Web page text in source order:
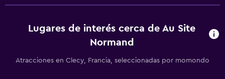
Lugares de interés cerca de Au Site
Normand
Atracciones en Clecy, Francia, seleccionadas por momondo